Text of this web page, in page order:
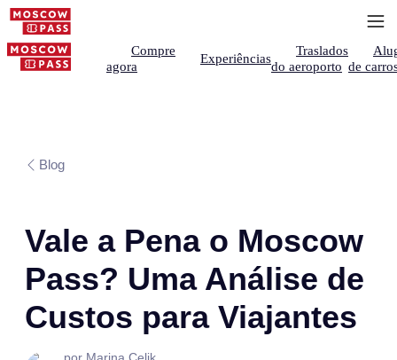
Compre
agora
Experiências
Traslados
do aeroporto de
Blog
Vale a Pena o Moscow
Pass? Uma Análise de
Custos para Viajantes